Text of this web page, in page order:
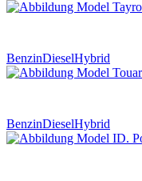
BenzinDieselHybrid
BenzinDieselHybrid